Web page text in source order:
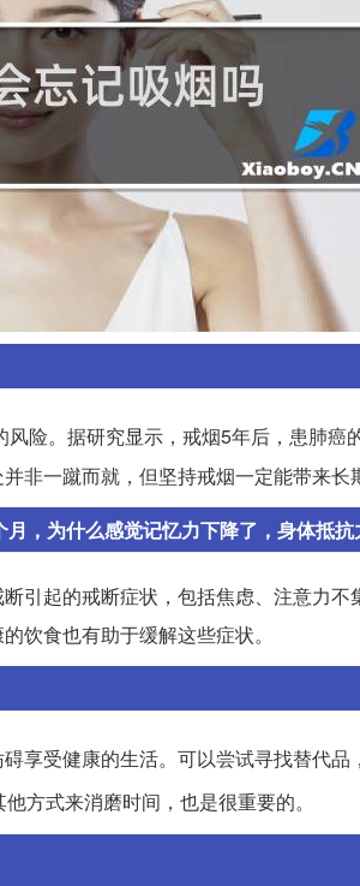
风险。据研究显示，戒烟5年后，患肺癌
非一蹴而就，但坚持戒烟一定能带来长
，为什么感觉记忆力下降了，身体抵
引起的戒断症状，包括焦虑、注意力
饮食也有助于缓解这些症状。
享受健康的生活。可以尝试寻找替代
方式来消磨时间，也是很重要的。